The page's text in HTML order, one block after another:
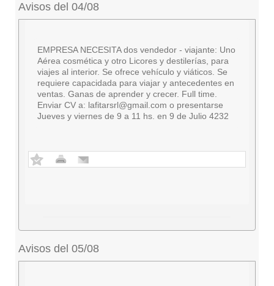
Avisos del 04/08
EMPRESA NECESITA dos vendedor - viajante: Uno
Aérea cosmética y otro Licores y destilerías, para
viajes al interior. Se ofrece vehículo y viáticos. Se
requiere capacidada para viajar y antecedentes en
ventas. Ganas de aprender y crecer. Full time.
Enviar CV a: lafitarsrl@gmail.com o presentarse
Jueves y viernes de 9 a 11 hs. en 9 de Julio 4232
Avisos del 05/08